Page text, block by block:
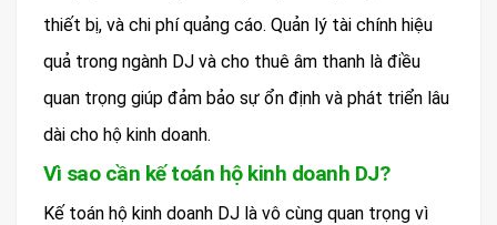
thiết bị, và chi phí quảng cáo. Quản lý tài chính hiệu
quả trong ngành DJ và cho thuê âm thanh là điều
quan trọng giúp đảm bảo sự ổn định và phát triển lâu
dài cho hộ kinh doanh.
Vì sao cần kế toán hộ kinh doanh DJ?
Kế toán hộ kinh doanh DJ là vô cùng quan trọng vì